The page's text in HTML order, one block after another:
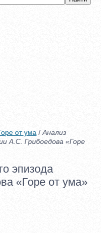
от ума / Анализ
А.С. Грибоедова «Горе
эпизода
«Горе от ума»